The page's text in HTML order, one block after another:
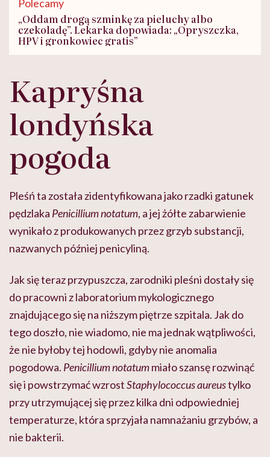
Polecamy
„Oddam drogą szminkę za pieluchy albo
czekoladę”. Lekarka dopowiada: „Opryszczka,
HPV i gronkowiec gratis”
Kapryśna
londyńska
pogoda
Pleśń ta została zidentyfikowana jako rzadki gatunek
pędzlaka Penicillium notatum, a jej żółte zabarwienie
wynikało z produkowanych przez grzyb substancji,
nazwanych później penicyliną.
Jak się teraz przypuszcza, zarodniki pleśni dostały się
do pracowni z laboratorium mykologicznego
znajdującego się na niższym piętrze szpitala. Jak do
tego doszło, nie wiadomo, nie ma jednak wątpliwości,
że nie byłoby tej hodowli, gdyby nie anomalia
pogodowa. Penicillium notatummiało szansę rozwinąć
się i powstrzymać wzrostStaphylococcus aureustylko
przy utrzymującej się przez kilka dni odpowiedniej
temperaturze, która sprzyjała namnażaniu grzybów, a
nie bakterii.